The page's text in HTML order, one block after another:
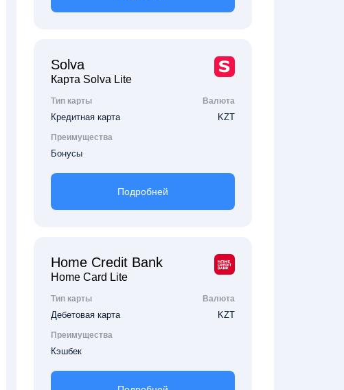
Solva
Карта Solva Lite
Тип карты Валюта
Кредитная карта KZT
Преимущества
Бонусы
Подробней
Home Credit Bank
Home Card Lite
Тип карты Валюта
Дебетовая карта KZT
Преимущества
Кэшбек